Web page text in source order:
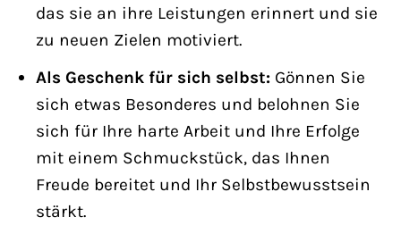
das sie an ihre Leistungen erinnert und sie
zu neuen Zielen motiviert.
Als Geschenk für sich selbst:Gönnen Sie
sich etwas Besonderes und belohnen Sie
sich für Ihre harte Arbeit und Ihre Erfolge
mit einem Schmuckstück, das Ihnen
Freude bereitet und Ihr Selbstbewusstsein
stärkt.